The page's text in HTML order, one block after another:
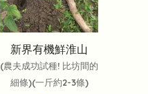
新界有機鮮淮山
(農夫成功試種! 比坊間的
細條)(一斤約2-3條)